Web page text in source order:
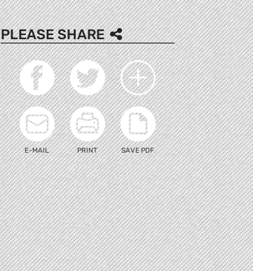
PLEASE SHARE
E-MAIL PRINT SAVE PDF